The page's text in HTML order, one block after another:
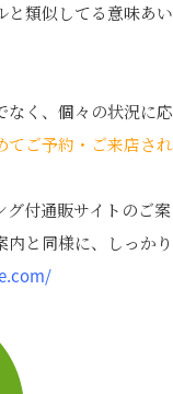
類似してる意味あ
く、個々の状況に
てご予約・ご来店さ
付通販サイトのご案
と同様に、しっか